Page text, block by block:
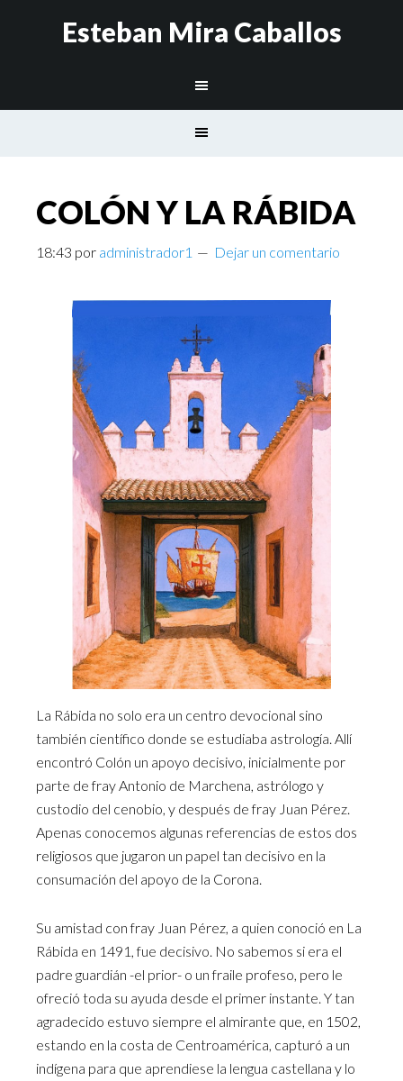
Esteban Mira Caballos
COLÓN Y LA RÁBIDA
18:43 por administrador1 Dejar un comentario
La Rábida no solo era un centro devocional sino
también científico donde se estudiaba astrología. Allí
encontró Colón un apoyo decisivo, inicialmente por
parte de fray Antonio de Marchena, astrólogo y
custodio del cenobio, y después de fray Juan Pérez.
Apenas conocemos algunas referencias de estos dos
religiosos que jugaron un papel tan decisivo en la
consumación del apoyo de la Corona.
Su amistad con fray Juan Pérez, a quien conoció en La
Rábida en 1491, fue decisivo. No sabemos si era el
padre guardián -el prior- o un fraile profeso, pero le
ofreció toda su ayuda desde el primer instante. Y tan
agradecido estuvo siempre el almirante que, en 1502,
estando en la costa de Centroamérica, capturó a un
indígena para que aprendiese la lengua castellana y lo